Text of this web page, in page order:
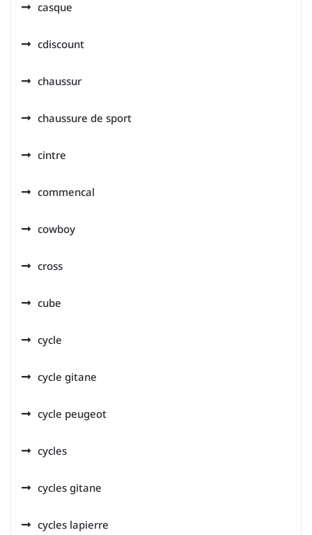
casque
cdiscount
chaussur
chaussure de sport
cintre
commencal
cowboy
cross
cube
cycle
cycle gitane
cycle peugeot
cycles
cycles gitane
cycles lapierre